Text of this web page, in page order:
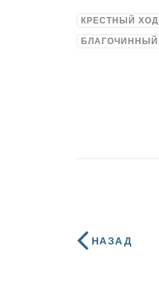
КРЕСТНЫЙ ХОД
БЛАГОЧИННЫЙ
НАЗАД